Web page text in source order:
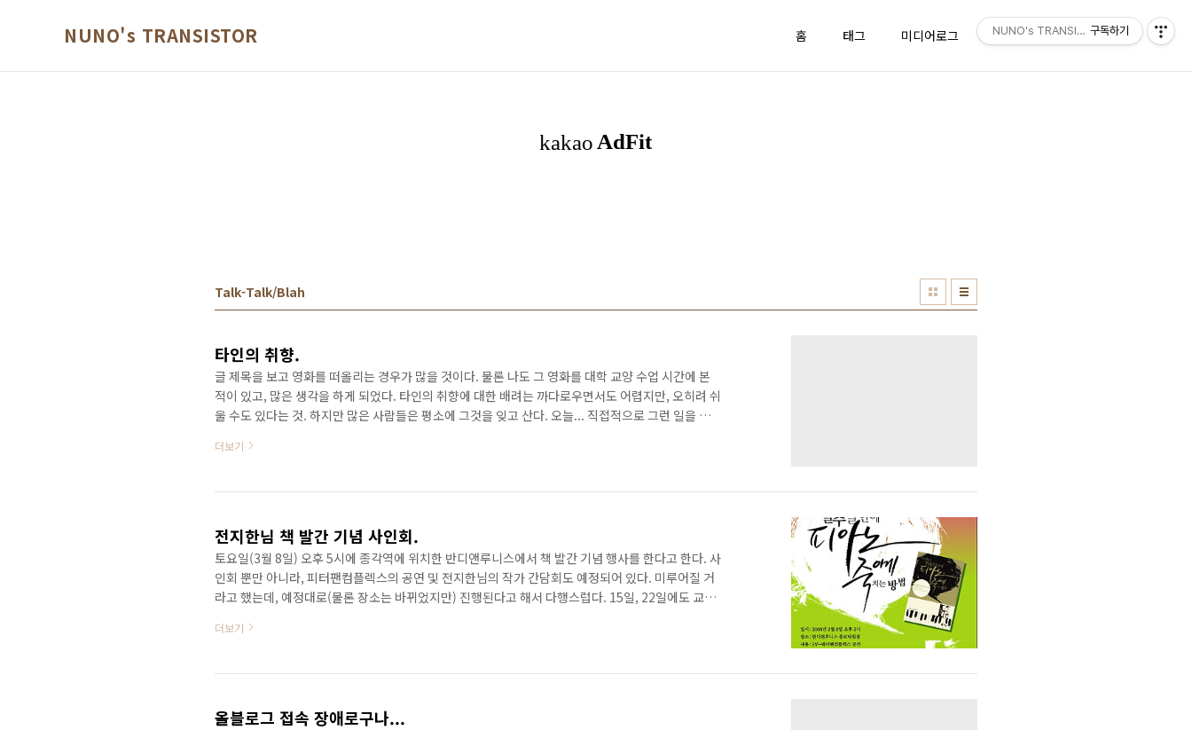
NUNO's TRANSISTOR 홈 태그 미디어로그 위치로그 방명록
Talk-Talk/Blah
타인의 취향.
글 제목을 보고 영화를 떠올리는 경우가 많을 것이다. 물론 나도 그 영화를 대학 교양 수업 시간에 본
적이 있고, 많은 생각을 하게 되었다. 타인의 취향에 대한 배려는 까다로우면서도 어렵지만, 오히려 쉬
울 수도 있다는 것. 하지만 많은 사람들은 평소에 그것을 잊고 산다. 오늘... 직접적으로 그런 일을 당해
보는 시간을 갖게 되었다. 나는 대학 시절에 기타 동아리에 몸담았었다. 바로 옆방은 락밴드 동아리였
생기고, 생각도 편협해지게 된다. 아니면 그 반대의 경우가 될 수도 있다. 저쪽 음악은 멋있고 화려해 ..
더보기
전지한님 책 발간 기념 사인회.
토요일(3월 8일) 오후 5시에 종각역에 위치한 반디앤루니스에서 책 발간 기념 행사를 한다고 한다. 사
인회 뿐만 아니라, 피터팬컴플렉스의 공연 및 전지한님의 작가 간담회도 예정되어 있다. 미루어질 거
라고 했는데, 예정대로(물론 장소는 바뀌었지만) 진행된다고 해서 다행스럽다. 15일, 22일에도 교보
도서관련 사이트에서 주문했는데, 이제서야 '발송준비중'이라고 표시되어 나온다. 사인회 전에는 받
날짜 그대로 진행한다는 이야기를 듣고 발을 동동(?) 굴렀다. 주문한 사이트의 입고가 늦었기 때문...
더보기
올블로그 접속 장애로구나...
NUNO's TRANSISTOR구독하기